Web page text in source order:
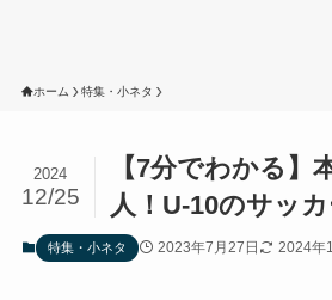
ホーム 特集・小ネタ
【7分でわかる】
人！U-10のサッ
2024
12/25
特集・小ネタ 2023年7月27日 2024年